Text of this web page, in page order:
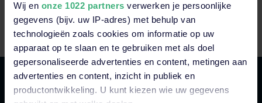
Wij en onze 1022 partners verwerken je persoonlijke
gegevens (bijv. uw IP-adres) met behulp van
technologieën zoals cookies om informatie op uw
apparaat op te slaan en te gebruiken met als doel
gepersonaliseerde advertenties en content, metingen aan
advertenties en content, inzicht in publiek en
productontwikkeling. U kunt kiezen wie uw gegevens